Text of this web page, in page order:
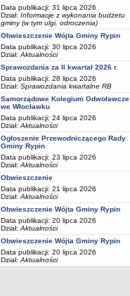
Data publikacji: 31 lipca 2026
Dział: Informacje z wykonania budżetu
gminy (w tym ulgi, odroczenia)
Obwieszczenie Wójta Gminy Rypin
Data publikacji: 30 lipca 2026
Dział: Aktualności
Sprawozdania za II kwartał 2026 r.
Data publikacji: 28 lipca 2026
Dział: Sprawozdania kwartalne RB
Samorządowe Kolegium Odwoławcze
we Włocławku
Data publikacji: 24 lipca 2026
Dział: Aktualności
Ogłoszenie Przewodniczącego Rady
Gminy Rypin
Data publikacji: 23 lipca 2026
Dział: Aktualności
Obwieszczenie
Data publikacji: 21 lipca 2026
Dział: Aktualności
Obwieszczenie Wójta Gminy Rypin
Data publikacji: 20 lipca 2026
Dział: Aktualności
Obwieszczenie Wójta Gminy Rypin
Data publikacji: 20 lipca 2026
Dział: Aktualności